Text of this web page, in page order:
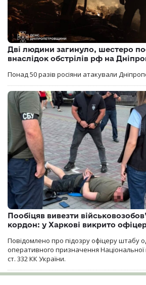
Дві людини загинуло, шестеро
внаслідок обстрілів рф на
Понад 50 разів росіяни атакували
Пообіцяв вивезти
кордон: у Харкові викрито
Повідомлено про підозру офіцеру штабу
оперативного призначення Національної
ст. 332 КК України.